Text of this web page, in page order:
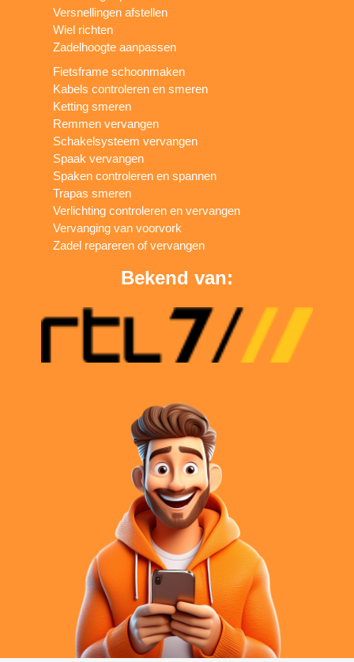
Versnellingen afstellen
Wiel richten
Zadelhoogte aanpassen
Fietsframe schoonmaken
Kabels controleren en smeren
Ketting smeren
Remmen vervangen
Schakelsysteem vervangen
Spaak vervangen
Spaken controleren en spannen
Trapas smeren
Verlichting controleren en vervangen
Vervanging van voorvork
Zadel repareren of vervangen
Bekend van: